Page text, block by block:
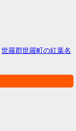
世羅郡世羅町の紅葉名